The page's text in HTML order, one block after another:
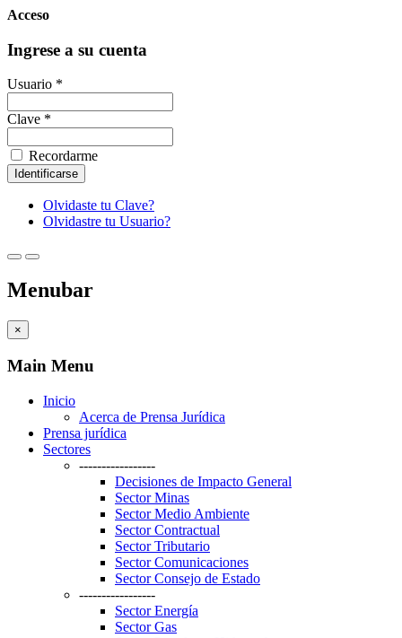
Acceso
Ingrese a su cuenta
Usuario *
Clave *
Recordarme
Olvidaste tu Clave?
Olvidastre tu Usuario?
Menubar
×
Main Menu
Inicio
Acerca de Prensa Jurídica
Prensa jurídica
Sectores
-----------------
Decisiones de Impacto General
Sector Minas
Sector Medio Ambiente
Sector Contractual
Sector Tributario
Sector Comunicaciones
Sector Consejo de Estado
-----------------
Sector Energía
Sector Gas